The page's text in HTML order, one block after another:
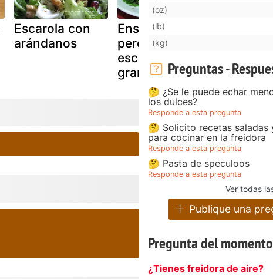
Escarola con
arándanos
Ensalada con
perdiz
escabechada y
granada
(oz)
(lb)
(kg)
Preguntas -
🤔 ¿Se le puede echar
los dulces?
Responde a esta pregunta
🤔 Solicito recetas saladas
para cocinar en la freidora
Responde a esta pregunta
🤔 Pasta de speculoos
Responde a esta pregunta
Ver todas
Publique una
Pregunta del momento
¿Tienes freidora de aire?